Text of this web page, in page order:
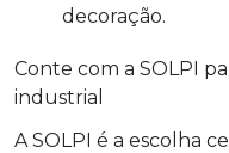
decoração.
Conte com a SOLPI
industrial
A SOLPI é a escolha